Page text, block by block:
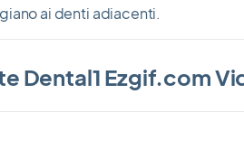
ai denti adiacenti.